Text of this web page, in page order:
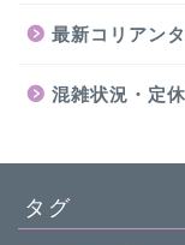
最新コリアン
混雑状況・定
タグ